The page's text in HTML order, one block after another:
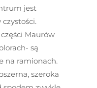
jest
Maurów
są
na ramionach.
szeroka